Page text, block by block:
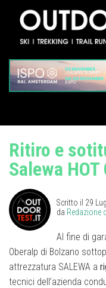
Ritiro e
Salewa HOT
Scritto il 29
da Redazione
Al fine di
Oberalp di Bolzano
attrezzatura SALEWA a
tecnici dell’azienda